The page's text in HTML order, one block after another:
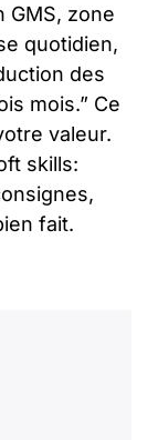
GMS, zone
quotidien,
des
mois.” Ce
valeur.
skills:
fait.